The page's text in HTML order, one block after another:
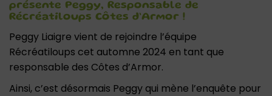
présente Peggy, Responsable de
Récréatiloups Côtes d’Armor !
Peggy Liaigre vient de rejoindre l’équipe
Récréatiloups cet automne 2024 en tant que
responsable des Côtes d’Armor.
Ainsi, c’est désormais Peggy qui mène l’enquête pour